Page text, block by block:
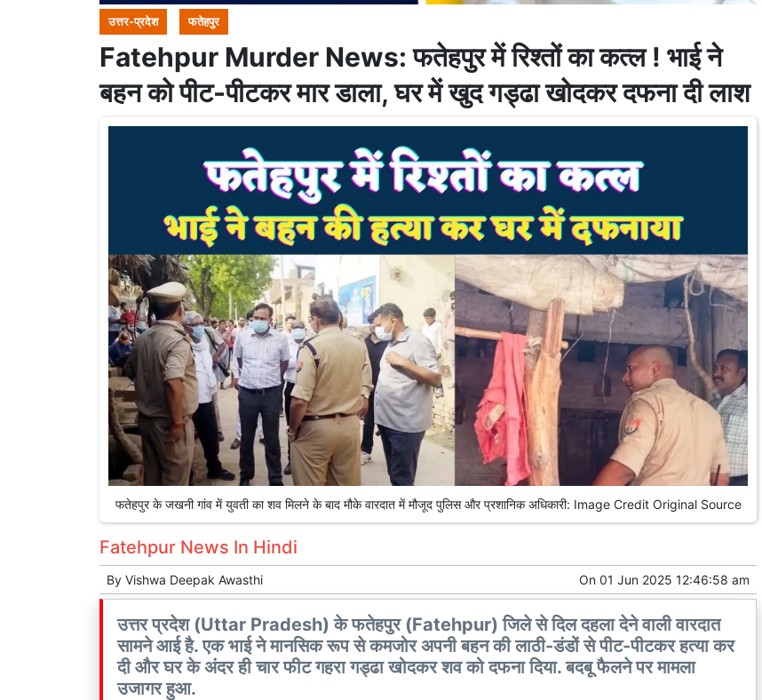
उत्तर-प्रदेश फतेहपुर
Fatehpur Murder News: फतेहपुर में रिश्तों का कत्ल ! भाई ने
बहन को पीट-पीटकर मार डाला, घर में खुद गड्ढा खोदकर दफना दी लाश
फतेहपुर के जखनी गांव में युवती का शव मिलने के बाद मौके वारदात में मौजूद पुलिस और प्रशानिक अधिकारी: Image Credit Original Source
Fatehpur News In Hindi
By Vishwa Deepak Awasthi On 01 Jun 2025 12:46:58 am
उत्तर प्रदेश (Uttar Pradesh) के फतेहपुर (Fatehpur) जिले से दिल दहला देने वाली वारदात
सामने आई है. एक भाई ने मानसिक रूप से कमजोर अपनी बहन की लाठी-डंडों से पीट-पीटकर हत्या कर
दी और घर के अंदर ही चार फीट गहरा गड्ढा खोदकर शव को दफना दिया. बदबू फैलने पर मामला
उजागर हुआ.